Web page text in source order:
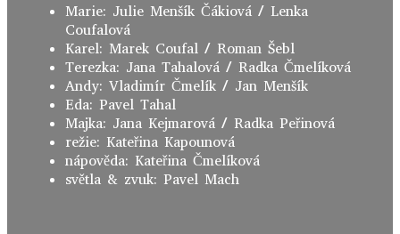
Marie: Julie Menšík Čákiová / Lenka
Coufalová
Karel: Marek Coufal / Roman Šebl
Terezka: Jana Tahalová / Radka Čmelíková
Andy: Vladimír Čmelík / Jan Menšík
Eda: Pavel Tahal
Majka: Jana Kejmarová / Radka Peřinová
režie: Kateřina Kapounová
nápověda: Kateřina Čmelíková
světla & zvuk: Pavel Mach